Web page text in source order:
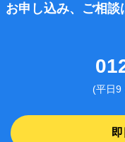
お申し込み、ご相談
(平日9